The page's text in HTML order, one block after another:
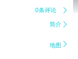
0条评论 
简介 
地图 